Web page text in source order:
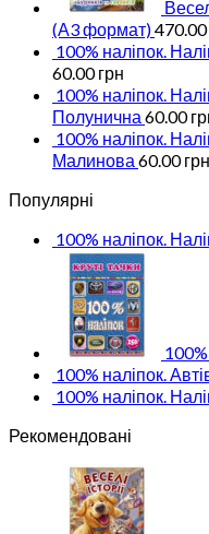
(А3 формат)470.00
100% наліпок.
60.00грн
100% наліпок.
Полунична 60.00
100% наліпок.
Малинова 60.00грн
Популярні
100% наліпок.
100%
100% наліпок.
100% наліпок.
Рекомендовані